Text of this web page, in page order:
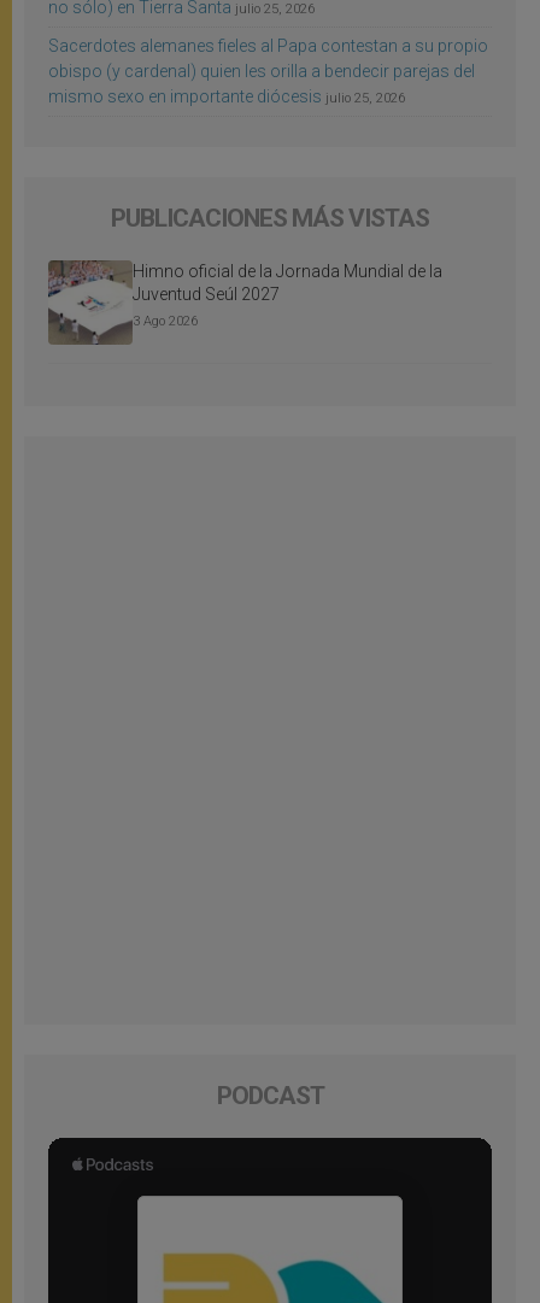
no sólo) en Tierra Santa julio 25, 2026
Sacerdotes alemanes fieles al Papa contestan a su propio
obispo (y cardenal) quien les orilla a bendecir parejas del
mismo sexo en importante diócesis julio 25, 2026
PUBLICACIONES MÁS VISTAS
Himno oficial de la Jornada Mundial de la
Juventud Seúl 2027
3 Ago 2026
PODCAST